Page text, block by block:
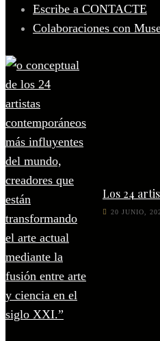
Escribe a CONTACTE
Colaboraciones con
Los 24
20 JUNIO,